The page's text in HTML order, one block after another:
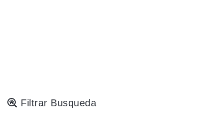
Filtrar Busqueda